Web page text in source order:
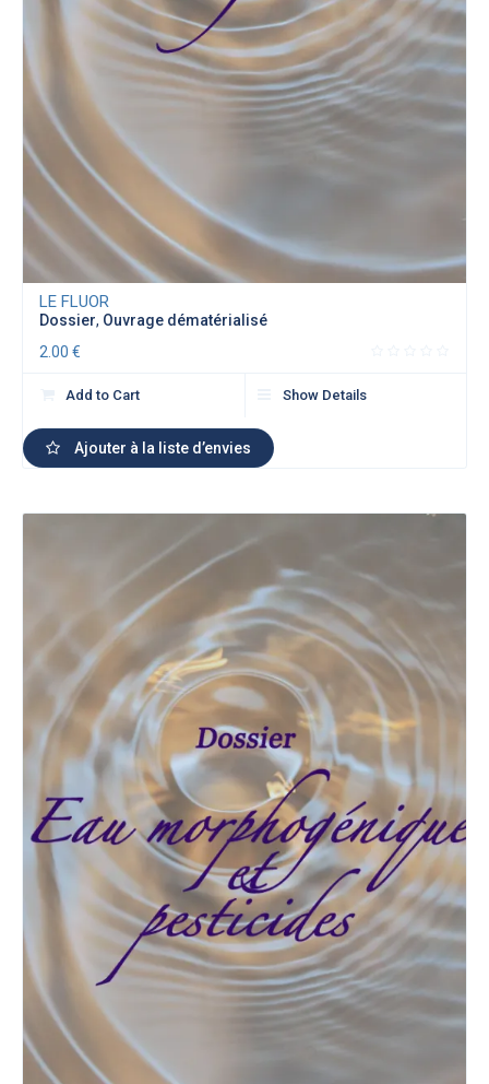
LE FLUOR
Dossier, Ouvrage dématérialisé
2.00€
Add to Cart Show Details
Ajouter à la liste d’envies